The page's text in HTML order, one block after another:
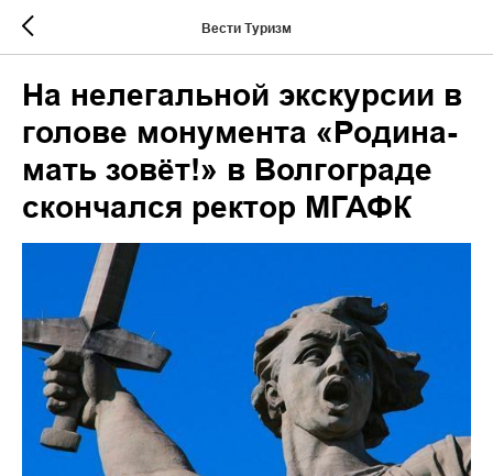
Вести Туризм
На нелегальной экскурсии в
голове монумента «Родина-
мать зовёт!» в Волгограде
скончался ректор МГАФК